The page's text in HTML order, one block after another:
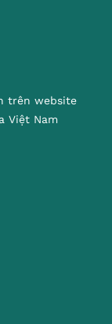
trên website
Việt Nam